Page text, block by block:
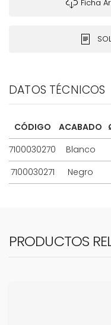
Ficha
DATOS TÉCNICOS
CÓDIGO ACABADO
7100030270
Blanco
7100030271
Negro
PRODUCTOS